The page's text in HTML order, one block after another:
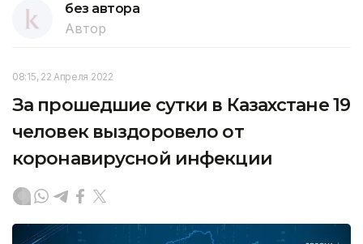
без автора
Автор
08:15, 22 Апреля 2022
За прошедшие сутки в Казахстане 19
человек выздоровело от
коронавирусной инфекции